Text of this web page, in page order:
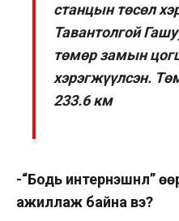
станцын төсөл
Тавантолгой
төмөр замын
хэрэгжүүлсэн.
233.6 км
-“Бодь интернэшнл”
ажиллаж байна вэ?